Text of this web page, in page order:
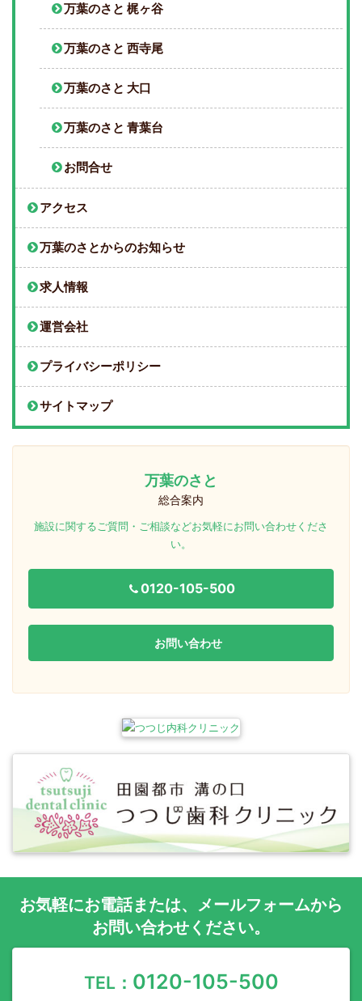
万葉のさと 梶ヶ谷
万葉のさと 西寺尾
万葉のさと 大口
万葉のさと 青葉台
お問合せ
アクセス
万葉のさとからのお知らせ
求人情報
運営会社
プライバシーポリシー
サイトマップ
万葉のさと
総合案内
施設に関するご質問・ご相談などお気軽にお問い合わせくださ
い。
0120-105-500
お問い合わせ
お気軽にお電話または、 メールフォームから
お問い合わせください。
TEL： 0120-105-500